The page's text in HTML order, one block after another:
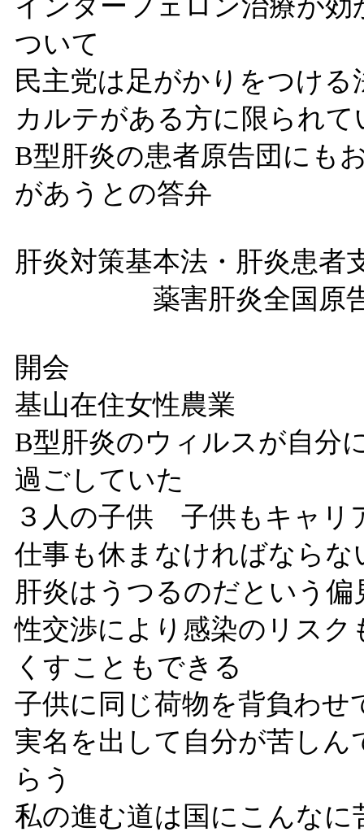
インターフェロン治療が
ついて
民主党は足がかりをつけ
カルテがある方に限られて
B型肝炎の患者原告団にも
があうとの答弁
肝炎対策基本法・肝炎患者
薬害肝炎全国原
開会
基山在住女性農業
B型肝炎のウィルスが自分
過ごしていた
３人の子供 子供もキャ
仕事も休まなければならな
肝炎はうつるのだという
性交渉により感染のリス
くすこともできる
子供に同じ荷物を背負わせ
実名を出して自分が苦し
らう
私の進む道は国にこんな